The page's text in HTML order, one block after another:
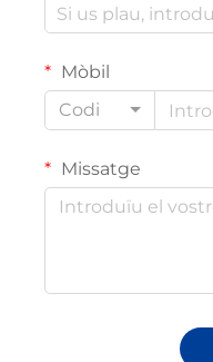
Mòbil
Codi
Missatge